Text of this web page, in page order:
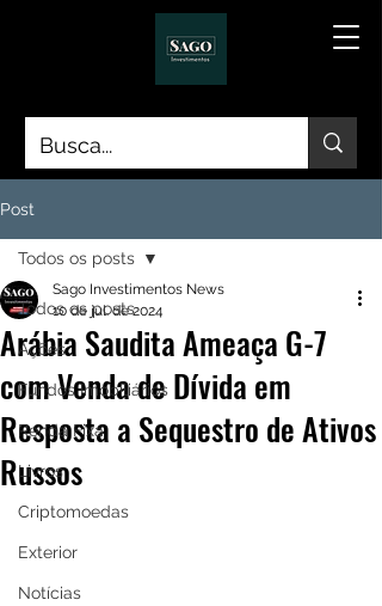
Post
Todos os posts
Ações
Fundos Imobiliários
Renda Fixa
Livros
Criptomoedas
Exterior
Notícias
Todos os posts
Arábia Saudita Ameaça G-7
com Venda de Dívida em
Resposta a Sequestro de Ativos
Russos
Sago Investimentos News
10 de jul. de 2024